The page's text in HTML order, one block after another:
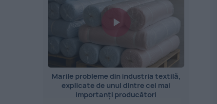
Marile probleme din industria textilă,
explicate de unul dintre cei mai
importanți producători